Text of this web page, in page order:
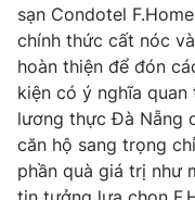
Phim VTV
Hậu trường
Nhân vật
Khán giả
Giải sao mai
Giải trí
Điện ảnh
Âm nhạc
Sao
Đời sống
Du lịch
Làm đẹp
Giáo dục
sạn Condotel
chính thức cất nóc
hoàn thiện để đón
kiện có ý nghĩa
lương thực Đà Nẵng
căn hộ sang trọng
phần quà giá trị như